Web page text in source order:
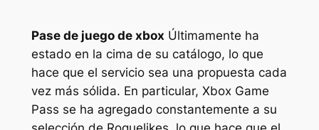
Pase de juego de xbox Últimamente ha
estado en la cima de su catálogo, lo que
hace que el servicio sea una propuesta cada
vez más sólida. En particular, Xbox Game
Pass se ha agregado constantemente a su